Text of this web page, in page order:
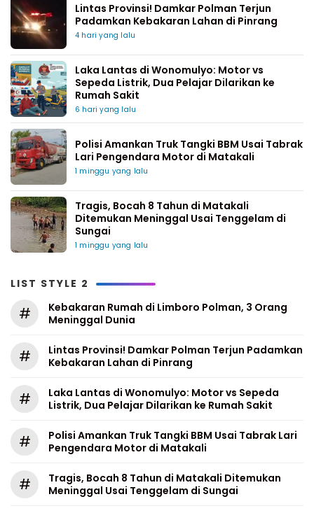
Lintas Provinsi! Damkar Polman Terjun
Padamkan Kebakaran Lahan di Pinrang
4 hari yang lalu
Laka Lantas di Wonomulyo: Motor vs
Sepeda Listrik, Dua Pelajar Dilarikan ke
Rumah Sakit
6 hari yang lalu
Polisi Amankan Truk Tangki BBM Usai Tabrak
Lari Pengendara Motor di Matakali
1 minggu yang lalu
Tragis, Bocah 8 Tahun di Matakali
Ditemukan Meninggal Usai Tenggelam di
Sungai
1 minggu yang lalu
LIST STYLE 2
#
Kebakaran Rumah di Limboro Polman, 3 Orang
Meninggal Dunia
#
Lintas Provinsi! Damkar Polman Terjun Padamkan
Kebakaran Lahan di Pinrang
#
Laka Lantas di Wonomulyo: Motor vs Sepeda
Listrik, Dua Pelajar Dilarikan ke Rumah Sakit
#
Polisi Amankan Truk Tangki BBM Usai Tabrak Lari
Pengendara Motor di Matakali
#
Tragis, Bocah 8 Tahun di Matakali Ditemukan
Meninggal Usai Tenggelam di Sungai